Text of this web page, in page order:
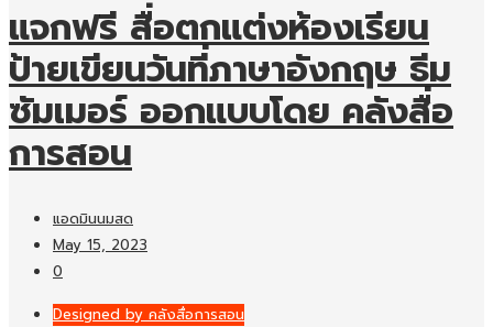
แจกฟรี สื่อตกแต่งห้องเรียน
ป้ายเขียนวันที่ภาษาอังกฤษ ธีม
ซัมเมอร์ ออกแบบโดย คลังสื่อ
การสอน
แอดมินนมสด
May 15, 2023
0
Designed by คลังสื่อการสอน